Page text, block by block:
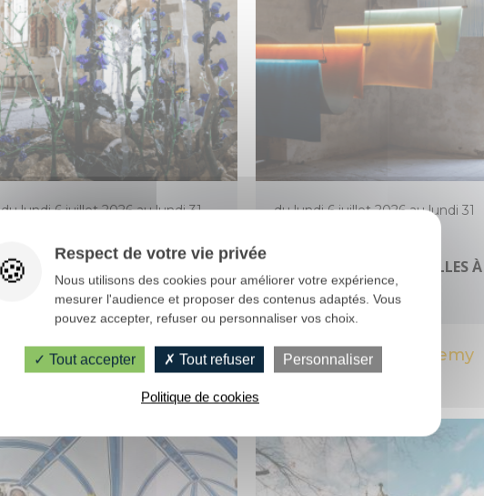
du lundi 6 juillet 2026 au lundi 31
L'ART DANS LES CHAPELLES À
SAINT-FIACRE
Melrand
du lundi 6 juillet 2026 au lundi 31
L'ART DANS LES CHAPELLES À
SAINT-ADRIEN
Saint-Barthélemy
Respect de votre vie privée
Nous utilisons des cookies pour améliorer votre expérience,
mesurer l'audience et proposer des contenus adaptés. Vous
pouvez accepter, refuser ou personnaliser vos choix.
Tout accepter Tout refuser Personnaliser
Politique de cookies